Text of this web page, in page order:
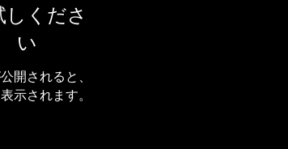
しくださ
い
開されると、
示されます。